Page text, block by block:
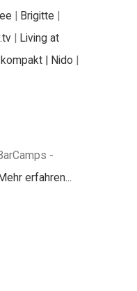
| Brigitte |
| Living at
kompakt | Nido |
-
erfahren...